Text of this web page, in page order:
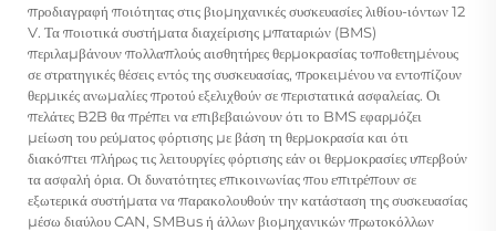
προδιαγραφή ποιότητας στις βιομηχανικές συσκευασίες λιθίου-ιόντων 12
V. Τα ποιοτικά συστήματα διαχείρισης μπαταριών (BMS)
περιλαμβάνουν πολλαπλούς αισθητήρες θερμοκρασίας τοποθετημένους
σε στρατηγικές θέσεις εντός της συσκευασίας, προκειμένου να εντοπίζουν
θερμικές ανωμαλίες προτού εξελιχθούν σε περιστατικά ασφαλείας. Οι
πελάτες B2B θα πρέπει να επιβεβαιώνουν ότι το BMS εφαρμόζει
μείωση του ρεύματος φόρτισης με βάση τη θερμοκρασία και ότι
διακόπτει πλήρως τις λειτουργίες φόρτισης εάν οι θερμοκρασίες υπερβούν
τα ασφαλή όρια. Οι δυνατότητες επικοινωνίας που επιτρέπουν σε
εξωτερικά συστήματα να παρακολουθούν την κατάσταση της συσκευασίας
μέσω διαύλου CAN, SMBus ή άλλων βιομηχανικών πρωτοκόλλων